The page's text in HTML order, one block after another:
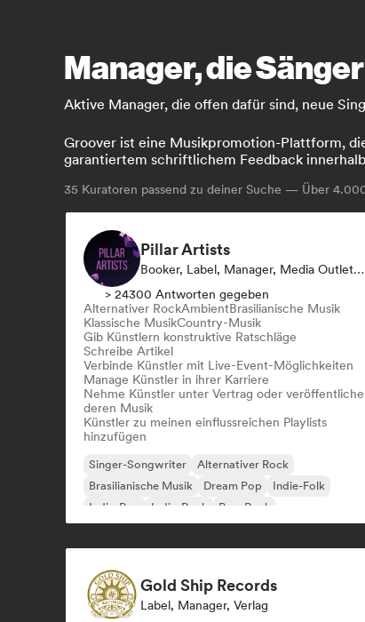
Manager, die
Aktive Manager, die offen dafür sind, neue
Groover ist eine Musikpromotion-Plattform,
garantiertem schriftlichem Feedback innerhalb
35 Kuratoren passend zu deiner Suche — Über
Pillar Artists
Booker, Label, Manager, Media Outlet/Journalist, Mentorin, Playlist-Kurator
> 24300 Antworten gegeben
Alternativer RockAmbientBrasilianische Musik
Klassische MusikCountry-Musik
Gib Künstlern konstruktive Ratschläge
Schreibe Artikel
Verbinde Künstler mit Live-Event-Möglichkeiten
Manage Künstler in ihrer Karriere
Nehme Künstler unter Vertrag oder veröffentliche
deren Musik
Künstler zu meinen einflussreichen Playlists
hinzufügen
Singer-Songwriter
Alternativer Rock
Brasilianische Musik
Dream Pop
Indie-Folk
Indie-Pop
Indie-Rock Pop-Rock
Gold Ship Records
Label, Manager, Verlag